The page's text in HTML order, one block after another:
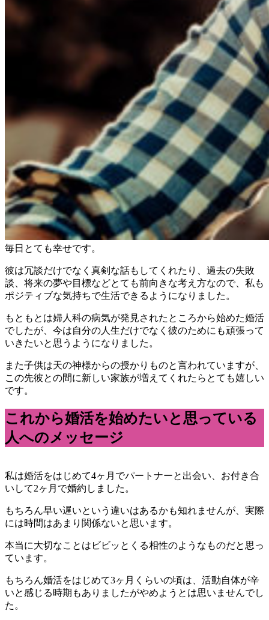
毎日とても幸せです。
彼は冗談だけでなく真剣な話もしてくれたり、過去の失敗
談、将来の夢や目標などとても前向きな考え方なので、私も
ポジティブな気持ちで生活できるようになりました。
もともとは婦人科の病気が発見されたところから始めた婚活
でしたが、今は自分の人生だけでなく彼のためにも頑張って
いきたいと思うようになりました。
また子供は天の神様からの授かりものと言われていますが、
この先彼との間に新しい家族が増えてくれたらとても嬉しい
です。
これから婚活を始めたいと思っている
人へのメッセージ
私は婚活をはじめて4ヶ月でパートナーと出会い、お付き合
いして2ヶ月で婚約しました。
もちろん早い遅いという違いはあるかも知れませんが、実際
には時間はあまり関係ないと思います。
本当に大切なことはビビッとくる相性のようなものだと思っ
ています。
もちろん婚活をはじめて3ヶ月くらいの頃は、活動自体が辛
いと感じる時期もありましたがやめようとは思いませんでし
た。